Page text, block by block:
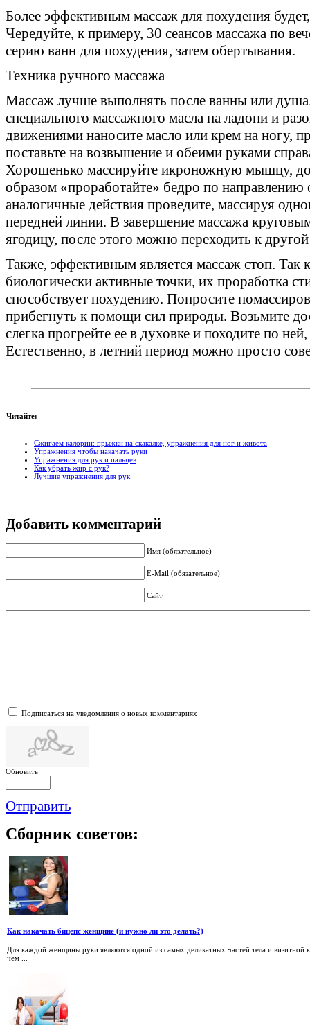
Более эффективным массаж для похудения
Чередуйте, к примеру, 30 сеансов массажа по
серию ванн для похудения, затем обертывания.
Техника ручного массажа
Массаж лучше выполнять после ванны или
специального массажного масла на ладони и
движениями наносите масло или крем на ногу,
поставьте на возвышение и обеими руками
Хорошенько массируйте икроножную мышцу,
образом «проработайте» бедро по направлению
аналогичные действия проведите, массируя
передней линии. В завершение массажа
ягодицу, после этого можно переходить к
Также, эффективным является массаж стоп. Так
биологически активные точки, их проработка
способствует похудению. Попросите
прибегнуть к помощи сил природы. Возьмите
слегка прогрейте ее в духовке и походите по
Естественно, в летний период можно просто
Читайте:
Сжигаем калории: прыжки на скакалке, упражнения для ног и живота
Упражнения чтобы накачать руки
Упражнения для рук и пальцев
Как убрать жир с рук?
Лучшие упражнения для рук
Добавить комментарий
Имя (обязательное)
E-Mail (обязательное)
Сайт
Подписаться на уведомления о новых комментариях
Обновить
Отправить
Сборник советов:
Как накачать бицепс женщине (и нужно ли это делать?)
Для каждой женщины руки являются одной из самых деликатных частей тела и визитной
чем ...